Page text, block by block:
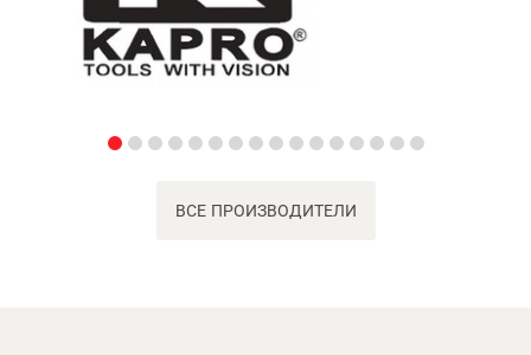
ВСЕ ПРОИЗВОДИТЕЛИ